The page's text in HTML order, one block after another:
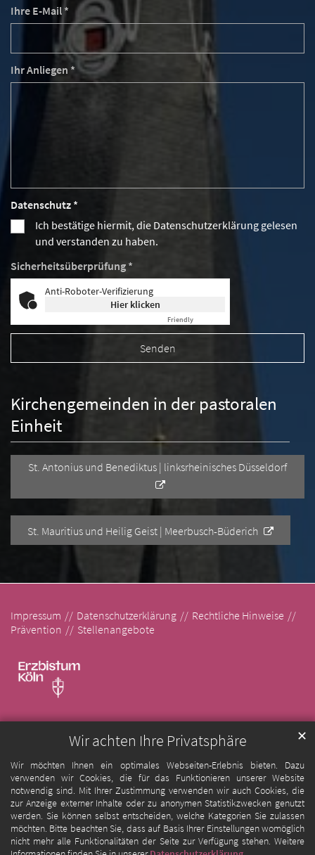
Wir achten Ihre Privatsphäre
Wir möchten Ihnen ein optimales Webseiten-Erlebnis bieten. Dazu
verwenden wir Cookies, die für das Funktionieren unserer Website
notwendig sind. Mit Ihrer Zustimmung verwenden wir auch Cookies, die
zur Anzeige externer Inhalte oder zu anonymen Statistikzwecken genutzt
werden. Sie können selbst entscheiden, welche Kategorien Sie zulassen
möchten. Bitte beachten Sie, dass auf Basis Ihrer Einstellungen womöglich
nicht mehr alle Funktionalitäten der Seite zur Verfügung stehen. Weitere
✕
Ihre E-Mail *
Ihr Anliegen *
Datenschutz *
Ich bestätige hiermit, die Datenschutzerklärung gelesen
und verstanden zu haben.
Sicherheitsüberprüfung *
Anti-Roboter-Verifizierung
Hier klicken
Friendly
Kirchengemeinden in der pastoralen
Einheit
St. Antonius und Benediktus | linksrheinisches Düsseldorf
St. Mauritius und Heilig Geist | Meerbusch-Büderich
Impressum Datenschutzerklärung
Rechtliche Hinweise
Prävention
Stellenangebote